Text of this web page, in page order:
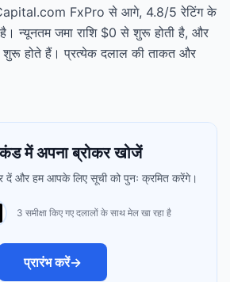
FxPro से आगे, 4.8/5 रेटिंग के
न्यूनतम जमा राशि $0 से शुरू होती है, और
होते हैं। प्रत्येक दलाल की ताकत और
में अपना ब्रोकर खोजें
दें और हम आपके लिए सूची को पुनः क्रमित करेंगे।
3 समीक्षा किए गए दलालों के साथ मेल खा रहा है
प्रारंभ करें→